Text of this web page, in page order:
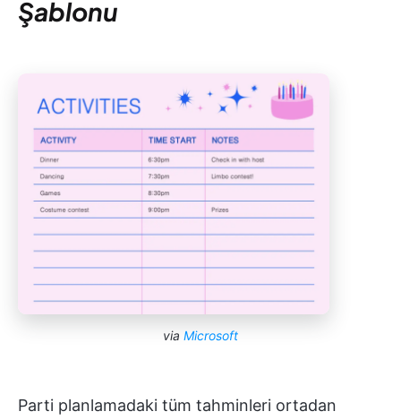
Şablonu
via Microsoft
Parti planlamadaki tüm tahminleri ortadan